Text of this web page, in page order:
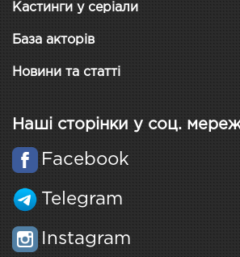
Кастинги у серіали
База акторів
Новини та статті
Наші сторінки у соц.
Facebook
Telegram
Instagram